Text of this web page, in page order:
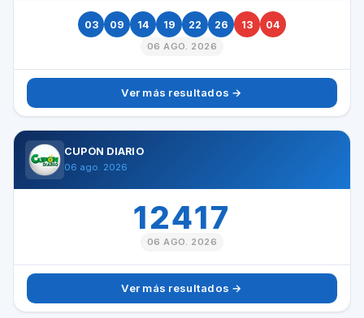
03 09 14 19 22 26 13 04
06 AGO. 2026
Ver más resultados →
CUPÓN DIARIO
06 ago. 2026
12417
06 AGO. 2026
Ver más resultados →